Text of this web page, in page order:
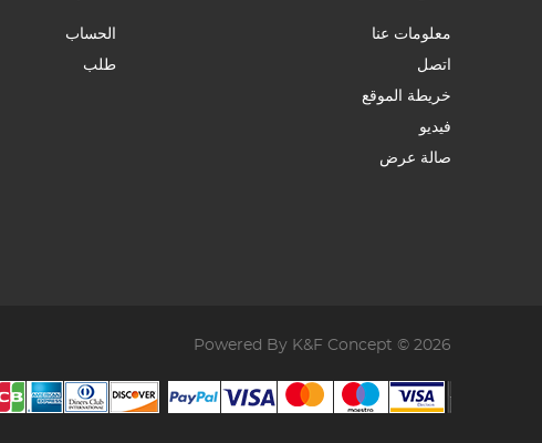
معلومات عنا
اتصل
خريطة الموقع
فيديو
صالة عرض
الحساب
طلب
Powered By K&F Concept © 2026